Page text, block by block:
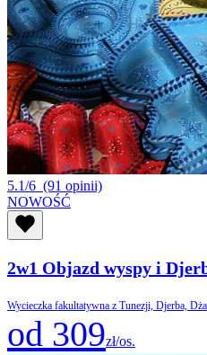
5.1/6 (91 opinii)
NOWOŚĆ
2w1 Objazd wyspy i
Wycieczka fakultatywna z Tunezji, Djerba,
od 309zł/os.